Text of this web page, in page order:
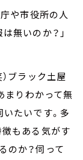
や市役所の人
無いのか？」
ブラック土屋
まりわかって無
たいです。多
もある気がす
のか？伺って